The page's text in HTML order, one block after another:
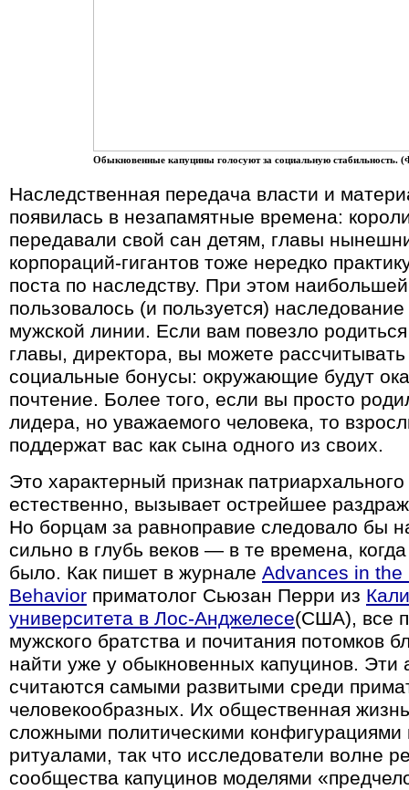
Обыкновенные капуцины голосуют за социальную стабильность.
Наследственная передача власти и
появилась в незапамятные времена:
передавали свой сан детям, главы
корпораций-гигантов тоже нередко
поста по наследству. При этом
пользовалось (и пользуется)
мужской линии. Если вам повезло
главы, директора, вы можете
социальные бонусы: окружающие будут
почтение. Более того, если вы просто
лидера, но уважаемого человека, то
поддержат вас как сына одного из своих.
Это характерный признак
естественно, вызывает острейшее
Но борцам за равноправие следовало бы
сильно в глубь веков — в те времена,
было. Как пишет в журнале Advances in the
Behavior приматолог Сьюзан Перри из
университета в Лос-Анджелесе(США), все
мужского братства и почитания потомков
найти уже у обыкновенных капуцинов. Эти
считаются самыми развитыми среди
человекообразных. Их общественная
сложными политическими
ритуалами, так что исследователи волне
сообщества капуцинов моделями